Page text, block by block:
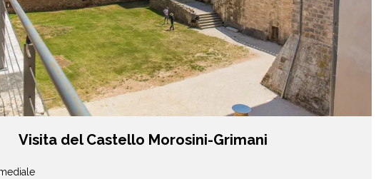
Visita del Castello Morosini-Grimani